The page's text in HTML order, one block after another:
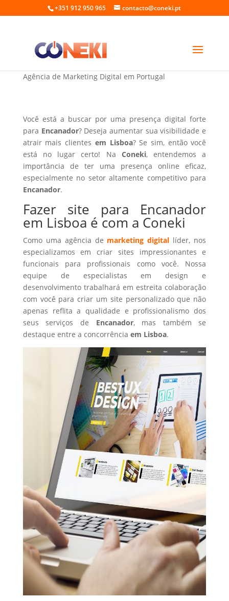
+351 912 950 965 contacto@coneki.pt
Fazer site para Encanador em Lisboa
Agência de Marketing Digital em Portugal
Você está a buscar por uma presença digital forte
para Encanador? Deseja aumentar sua visibilidade e
atrair mais clientes em Lisboa? Se sim, então você
está no lugar certo! Na Coneki, entendemos a
importância de ter uma presença online eficaz,
especialmente no setor altamente competitivo para
Encanador.
Fazer site para Encanador
em Lisboa é com a Coneki
Como uma agência de marketing digital líder, nos
especializamos em criar sites impressionantes e
funcionais para profissionais como você. Nossa
equipe de especialistas em design e
desenvolvimento trabalhará em estreita colaboração
com você para criar um site personalizado que não
apenas reflita a qualidade e profissionalismo dos
seus serviços de Encanador, mas também se
destaque entre a concorrência em Lisboa.